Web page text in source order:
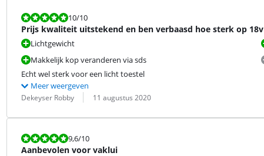
Beoordeling is 10 van de 10.
10/10
Prijs kwaliteit uitstekend en ben verbaasd hoe sterk op 18v
Lichtgewicht
Makkelijk kop veranderen via sds
Echt wel sterk voor een licht toestel
Meer weergeven
Beoordeling door:
Dekeyser Robby
Datum: 11 augustus 2020
Beoordeling is 9,6 van de 10.
9,6/10
Aanbevolen voor vaklui